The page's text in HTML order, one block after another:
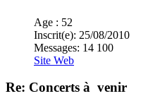
Age : 52
Inscrit(e): 25/08/2010
Messages: 14 100
Site Web
Re: Concerts à venir